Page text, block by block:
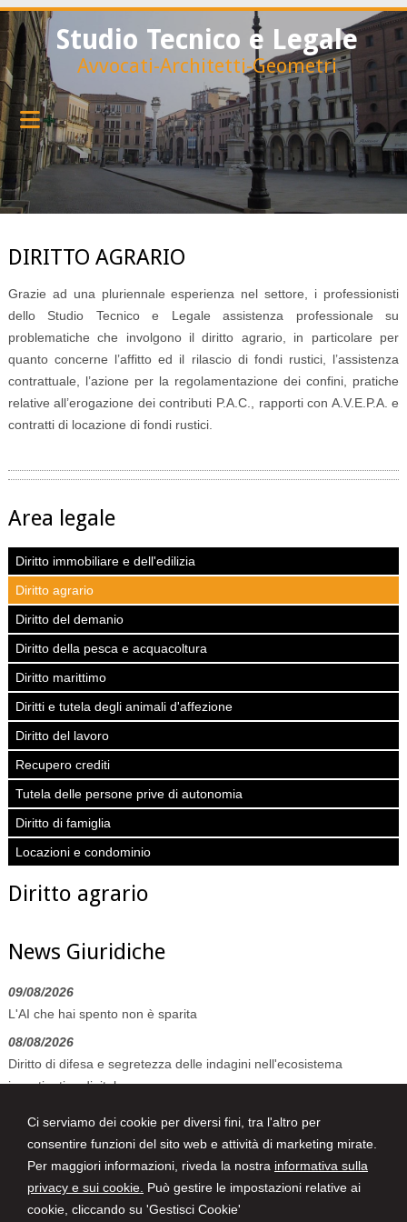
Ci serviamo dei cookie per diversi fini, tra l'altro per
consentire funzioni del sito web e attività di marketing mirate.
Per maggiori informazioni, riveda la nostra informativa sulla
privacy e sui cookie. Può gestire le impostazioni relative ai
cookie, cliccando su 'Gestisci Cookie'
Studio Tecnico e Legale
Avvocati-Architetti-Geometri
DIRITTO AGRARIO
Grazie ad una pluriennale esperienza nel settore, i professionisti
dello Studio Tecnico e Legale assistenza professionale su
problematiche che involgono il diritto agrario, in particolare per
quanto concerne l’affitto ed il rilascio di fondi rustici, l’assistenza
contrattuale, l’azione per la regolamentazione dei confini, pratiche
relative all’erogazione dei contributi P.A.C., rapporti con A.V.E.P.A. e
contratti di locazione di fondi rustici.
Area legale
Diritto immobiliare e dell'edilizia
Diritto agrario
Diritto del demanio
Diritto della pesca e acquacoltura
Diritto marittimo
Diritti e tutela degli animali d'affezione
Diritto del lavoro
Recupero crediti
Tutela delle persone prive di autonomia
Diritto di famiglia
Locazioni e condominio
Diritto agrario
News Giuridiche
09/08/2026
L'AI che hai spento non è sparita
08/08/2026
Diritto di difesa e segretezza delle indagini nell'ecosistema
investigativo digitale